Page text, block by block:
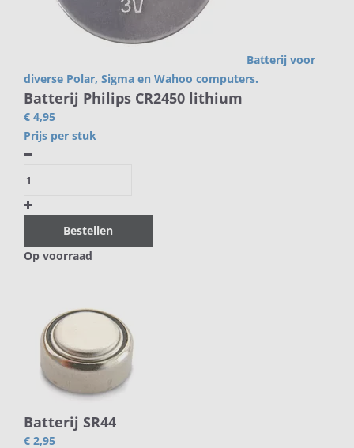
Batterij voor
diverse Polar, Sigma en Wahoo computers.
Batterij Philips CR2450 lithium
€ 4,95
Prijs per stuk
Bestellen
Op voorraad
Batterij SR44
€ 2,95